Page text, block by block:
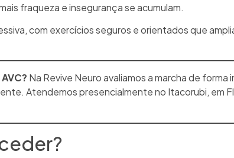
fraqueza e insegurança se acumulam.
com exercícios seguros e orientados que
Na Revive Neuro avaliamos a marcha de
Atendemos presencialmente no Itacorubi, em